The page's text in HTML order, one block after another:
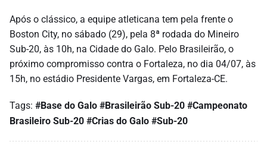
Após o clássico, a equipe atleticana tem pela frente o
Boston City, no sábado (29), pela 8ª rodada do Mineiro
Sub-20, às 10h, na Cidade do Galo. Pelo Brasileirão, o
próximo compromisso contra o Fortaleza, no dia 04/07, às
15h, no estádio Presidente Vargas, em Fortaleza-CE.
Tags: #Base do Galo #Brasileirão Sub-20 #Campeonato
Brasileiro Sub-20 #Crias do Galo #Sub-20